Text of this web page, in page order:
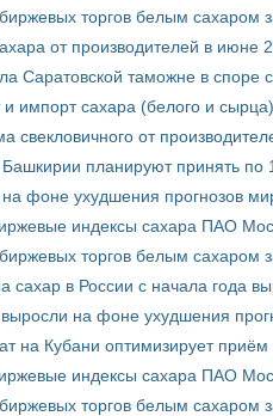
торгов белым сахаром
от производителей в июне
Саратовской таможне в
импорт сахара (белого и
свекловичного от
планируют принять по
фоне ухудшения прогнозов
индексы сахара ПАО
торгов белым сахаром
сахар в России с начала года
выросли на фоне ухудшения
на Кубани оптимизирует приём
индексы сахара ПАО
торгов белым сахаром